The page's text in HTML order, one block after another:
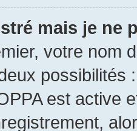
mais je ne
votre nom
possibilités :
est active